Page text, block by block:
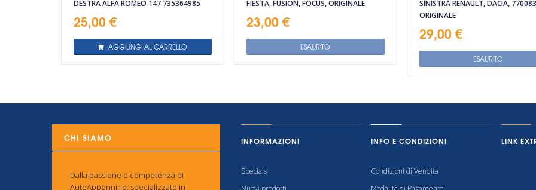
DESTRA ALFA ROMEO 147 735364985
25,00 €
AGGIUNGI AL CARRELLO
FIESTA, FUSION, FOCUS, ORIGINALE
23,00 €
ESAURITO
SINISTRA RENAULT, DACIA,
ORIGINALE
29,00 €
ESAURITO
CHI SIAMO
Dalla passione e competenza di
AutoAppennino, specializzato in
INFORMAZIONI
Specials
INFO E CONDIZIONI
Condizioni di Vendita
LINK